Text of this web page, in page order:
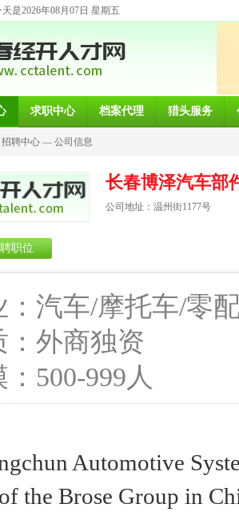
天是2026年08月07日 星期五
求职中心 档案代理 猎头服务
招聘中心 — 公司信息
长春博泽汽车部
公司地址：温州街1177号
职位
：汽车/摩托车/零
：外商独资
500-999人
Automotive
the Brose Group in